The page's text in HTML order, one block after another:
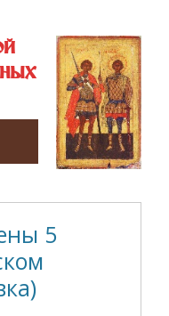
5